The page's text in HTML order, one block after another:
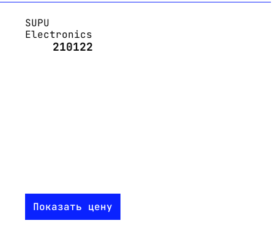
SUPU
Electronics
210122
Показать цену